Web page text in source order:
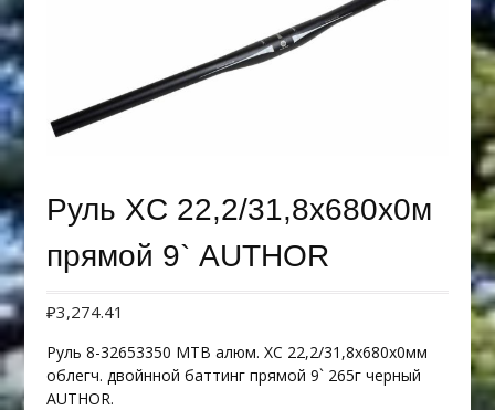
Руль XC 22,2/31,8х680х0м
прямой 9` AUTHOR
₽3,274.41
Руль 8-32653350 МТВ алюм. XC 22,2/31,8х680х0мм
облегч. двойнной баттинг прямой 9` 265г черный
AUTHOR.